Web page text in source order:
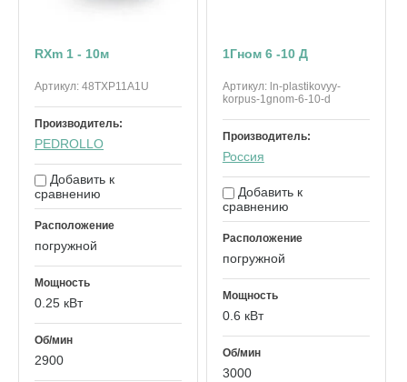
RXm 1 - 10м
Артикул: 48TXP11A1U
Производитель:
PEDROLLO
Добавить к
сравнению
Расположение
погружной
Мощность
0.25 кВт
Об/мин
2900
1Гном 6 -10 Д
Артикул:ln-plastikovyy-
korpus-1gnom-6-10-d
Производитель:
Россия
Добавить к
сравнению
Расположение
погружной
Мощность
0.6 кВт
Об/мин
3000